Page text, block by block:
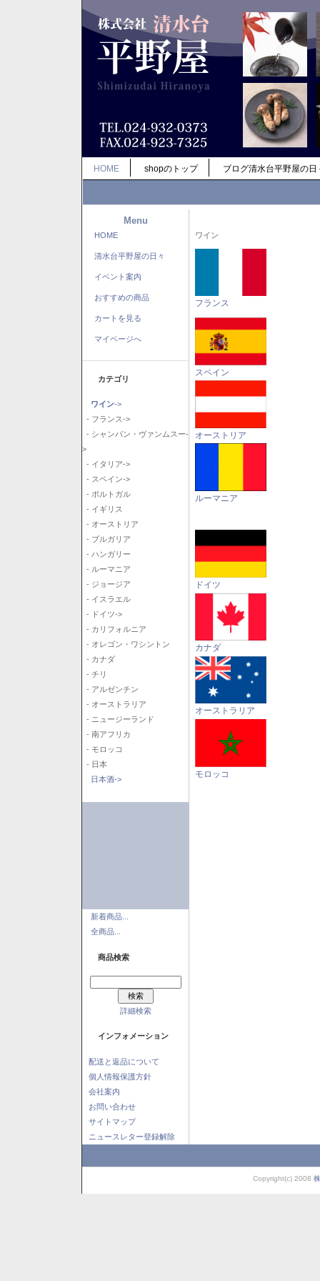
HOME shopのトップ ブログ清水台平野屋の日
Menu
HOME
清水台平野屋の日々
イベント案内
おすすめの商品
カートを見る
マイページへ
カテゴリ
ワイン->
- フランス->
- シャンパン・ヴァンムスー-
>
- イタリア->
- スペイン->
- ポルトガル
- イギリス
- オーストリア
- ブルガリア
- ハンガリー
- ルーマニア
- ジョージア
- イスラエル
- ドイツ->
- カリフォルニア
- オレゴン・ワシントン
- カナダ
- チリ
- アルゼンチン
- オーストラリア
- ニュージーランド
- 南アフリカ
- モロッコ
- 日本
日本酒->
新着商品...
全商品...
商品検索
詳細検索
インフォメーション
配送と返品について
個人情報保護方針
会社案内
お問い合わせ
サイトマップ
ニュースレター登録解除
ワイン
フランス
スペイン
オーストリア
ルーマニア
ドイツ
カナダ
オーストラリア
モロッコ
Copyright(c) 2008